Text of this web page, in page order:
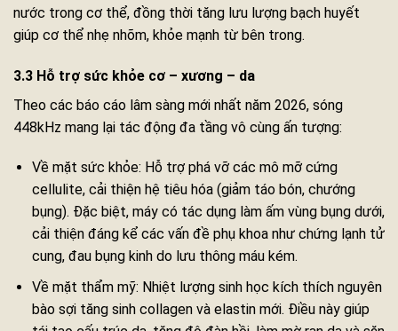
nước trong cơ thể, đồng thời tăng lưu lượng bạch huyết
giúp cơ thể nhẹ nhõm, khỏe mạnh từ bên trong.
3.3 Hỗ trợ sức khỏe cơ – xương – da
Theo các báo cáo lâm sàng mới nhất năm 2026, sóng
448kHz mang lại tác động đa tầng vô cùng ấn tượng:
Về mặt sức khỏe: Hỗ trợ phá vỡ các mô mỡ cứng
cellulite, cải thiện hệ tiêu hóa (giảm táo bón, chướng
bụng). Đặc biệt, máy có tác dụng làm ấm vùng bụng dưới,
cải thiện đáng kể các vấn đề phụ khoa như chứng lạnh tử
cung, đau bụng kinh do lưu thông máu kém.
Về mặt thẩm mỹ: Nhiệt lượng sinh học kích thích nguyên
bào sợi tăng sinh collagen và elastin mới. Điều này giúp